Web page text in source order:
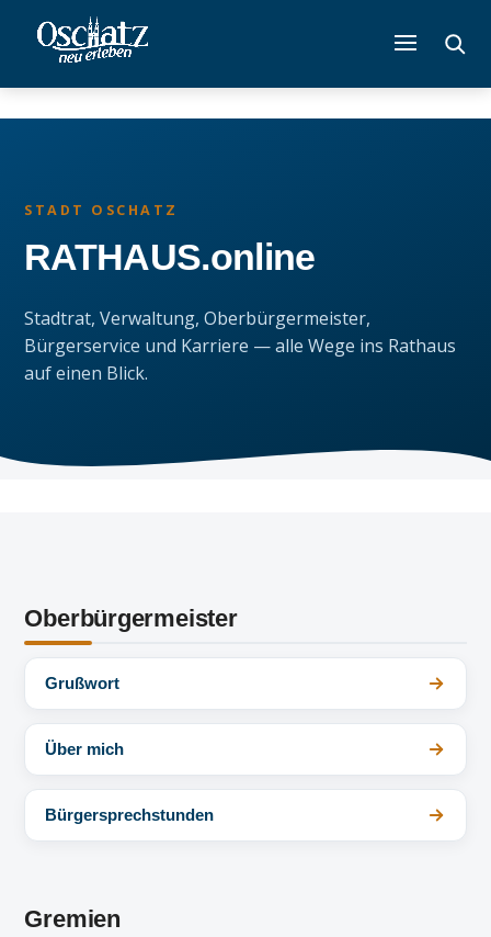
STADT OSCHATZ
RATHAUS.online
Stadtrat, Verwaltung, Oberbürgermeister,
Bürgerservice und Karriere — alle Wege ins Rathaus
auf einen Blick.
Oberbürgermeister
Grußwort
Über mich
Bürgersprechstunden
Gremien